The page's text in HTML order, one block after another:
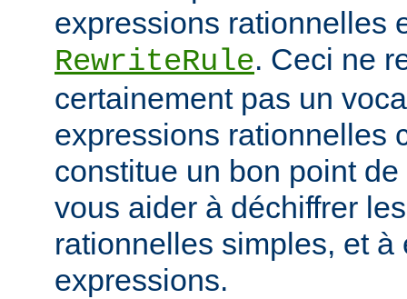
expressions rationnelles
RewriteRule. Ceci ne
certainement pas un
expressions rationnelles
constitue un bon point
vous aider à déchiffrer
rationnelles simples, et à
expressions.